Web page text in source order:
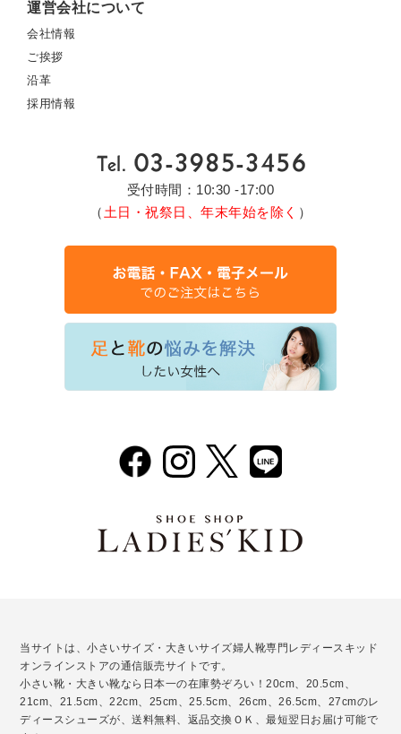
運営会社について
会社情報
ご挨拶
沿革
採用情報
受付時間：10:30 -17:00
（ 土日・祝祭日、年末年始を除く ）
当サイトは、小さいサイズ・大きいサイズ婦人靴専門レディースキッド
オンラインストアの通信販売サイトです。
小さい靴・大きい靴なら日本一の在庫勢ぞろい！20cm、20.5cm、
21cm、21.5cm、22cm、25cm、25.5cm、26cm、26.5cm、27cmのレ
ディースシューズが、送料無料、返品交換ＯＫ、最短翌日お届け可能で